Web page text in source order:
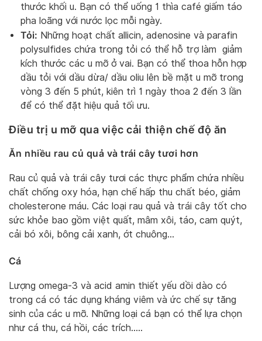
thước khối u. Bạn có thể uống 1 thìa café giấm táo
pha loãng với nước lọc mỗi ngày.
Tỏi: Những hoạt chất allicin, adenosine và parafin
polysulfides chứa trong tỏi có thể hỗ trợ làm giảm
kích thước các u mỡ ở vai. Bạn có thể thoa hỗn hợp
dầu tỏi với dầu dừa/ dầu oliu lên bề mặt u mỡ trong
vòng 3 đến 5 phút, kiên trì 1 ngày thoa 2 đến 3 lần
để có thể đặt hiệu quả tối ưu.
Điều trị u mỡ qua việc cải thiện chế độ ăn
Ăn nhiều rau củ quả và trái cây tươi hơn
Rau củ quả và trái cây tươi các thực phẩm chứa nhiều
chất chống oxy hóa, hạn chế hấp thu chất béo, giảm
cholesterone máu. Các loại rau quả và trái cây tốt cho
sức khỏe bao gồm việt quất, mâm xôi, táo, cam quýt,
cải bó xôi, bông cải xanh, ớt chuông…
Cá
Lượng omega-3 và acid amin thiết yếu dồi dào có
trong cá có tác dụng kháng viêm và ức chế sự tăng
sinh của các u mỡ. Những loại cá bạn có thể lựa chọn
như cá thu, cá hồi, các trích…..